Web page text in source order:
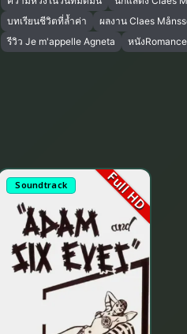
บทเรียนชีวิตที่ล้ำค่า
ผลงาน Claes
รีวิว Je m'appelle Agneta
หนังRomance
Soundtrack Full HD